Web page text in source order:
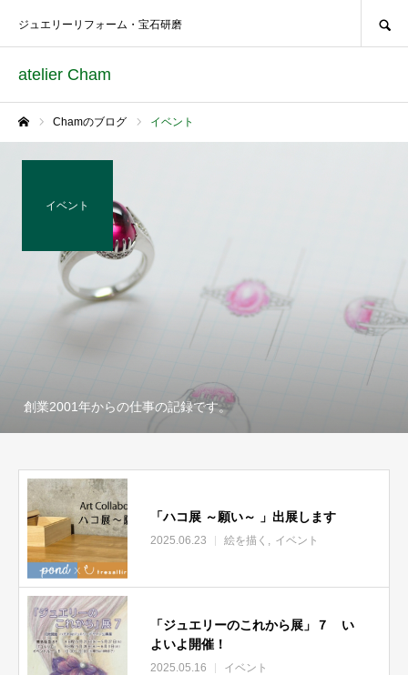
atelier Cham
ジュエリーリフォーム・宝石研磨
Chamのブログ イベント
イベント
創業2001年からの仕事の記録です。
「ハコ展 ～願い～ 」出展します
2025.06.23 絵を描く イベント
「ジュエリーのこれから展」７ い
よいよ開催！
2025.05.16 イベント